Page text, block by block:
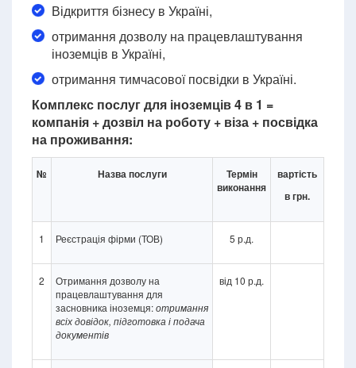
Відкриття бізнесу в Україні,
отримання дозволу на працевлаштування
іноземців в Україні,
отримання тимчасової посвідки в Україні.
Комплекс послуг для іноземців 4 в 1 =
компанія + дозвіл на роботу + віза + посвідка
на проживання:
№ Назва послуги
Термін
виконання
вартість
в грн.
1 Реєстрація фірми (ТОВ) 5 р.д.
2
Отримання дозволу на
працевлаштування для
засновника іноземця:отримання
всіх довідок, підготовка і подача
документів
від 10 р.д.